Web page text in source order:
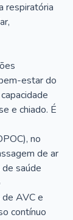
respiratória
estar do
e chiado. É
no
de ar
saúde
de AVC e
contínuo